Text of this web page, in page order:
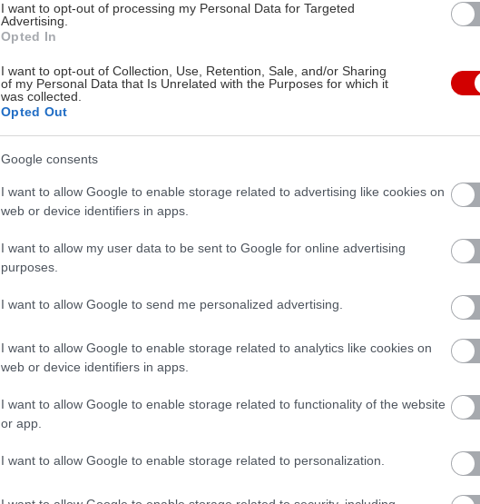
I want to opt-out of processing my Personal Data for Targeted
Advertising.
Opted In
I want to opt-out of Collection, Use, Retention, Sale, and/or Sharing
of my Personal Data that Is Unrelated with the Purposes for which it
was collected.
Opted Out
Google consents
I want to allow Google to enable storage related to advertising like cookies on
web or device identifiers in apps.
I want to allow my user data to be sent to Google for online advertising
purposes.
I want to allow Google to send me personalized advertising.
I want to allow Google to enable storage related to analytics like cookies on
web or device identifiers in apps.
I want to allow Google to enable storage related to functionality of the website
or app.
I want to allow Google to enable storage related to personalization.
βήματα. Δες πώς.
Πώς να διαβάζεις σωστά τις
Μάθε να ξεχωρίζεις τι πραγματικά κρύβουν οι
προσέξεις για να ξέρεις τι (και πόσο) τρως.
Γιατί το μανταρίνι είναι
βόμβα βιταμινών;
Το πιο αρωματικό φρούτο του χειμώνα δεν